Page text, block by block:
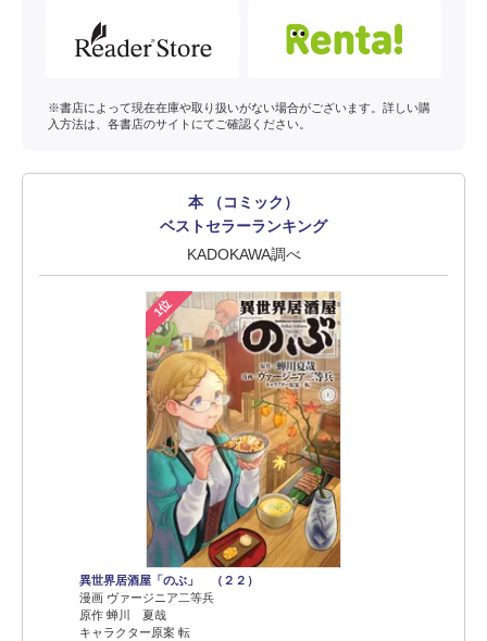
※書店によって現在在庫や取り扱いがない場合がございます。詳しい購
入方法は、各書店のサイトにてご確認ください。
本 （コミック）
ベストセラーランキング
KADOKAWA調べ
1位
異世界居酒屋「のぶ」 （２２）
漫画 ヴァージニア二等兵
原作 蝉川 夏哉
キャラクター原案 転